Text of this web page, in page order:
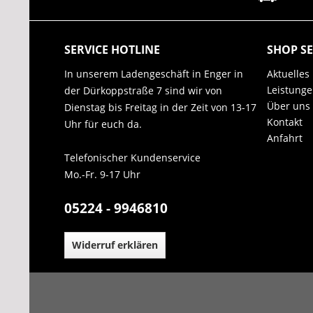
SERVICE HOTLINE
In unserem Ladengeschäft in Enger in
der Dürkoppstraße 7 sind wir von
Dienstag bis Freitag in der Zeit von 13-17
Uhr für euch da.
Telefonischer Kundenservice
Mo.-Fr. 9-17 Uhr
05224 - 9946810
Widerruf erklären
SHOP
Aktuelles
Über uns
Kontakt
Anfahrt